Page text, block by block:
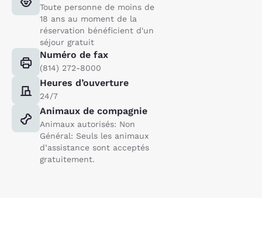
Toute personne de moins de
18 ans au moment de la
réservation bénéficient d'un
séjour gratuit
Numéro de fax
(814) 272-8000
Heures d’ouverture
24/7
Animaux de compagnie
Animaux autorisés: Non
Général: Seuls les animaux
d’assistance sont acceptés
gratuitement.